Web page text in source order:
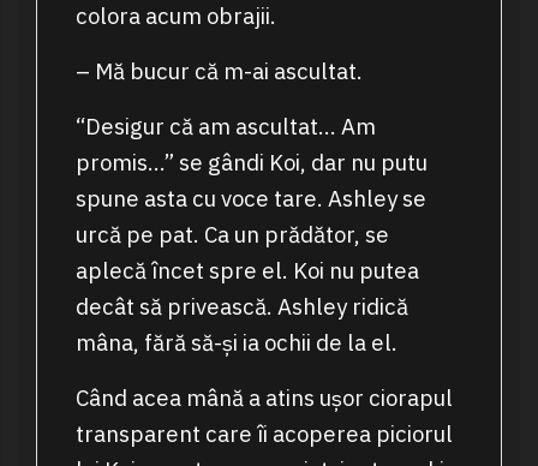
colora acum obrajii.
– Mă bucur că m-ai ascultat.
“Desigur că am ascultat… Am
promis…” se gândi Koi, dar nu putu
spune asta cu voce tare. Ashley se
urcă pe pat. Ca un prădător, se
aplecă încet spre el. Koi nu putea
decât să privească. Ashley ridică
mâna, fără să-și ia ochii de la el.
Când acea mână a atins ușor ciorapul
transparent care îi acoperea piciorul